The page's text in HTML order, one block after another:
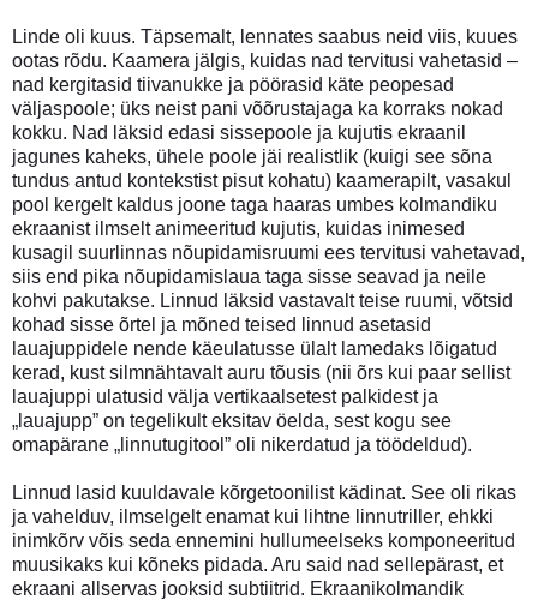
Linde oli kuus. Täpsemalt, lennates saabus neid viis, kuues
ootas rõdu. Kaamera jälgis, kuidas nad tervitusi vahetasid –
nad kergitasid tiivanukke ja pöörasid käte peopesad
väljaspoole; üks neist pani võõrustajaga ka korraks nokad
kokku. Nad läksid edasi sissepoole ja kujutis ekraanil
jagunes kaheks, ühele poole jäi realistlik (kuigi see sõna
tundus antud kontekstist pisut kohatu) kaamerapilt, vasakul
pool kergelt kaldus joone taga haaras umbes kolmandiku
ekraanist ilmselt animeeritud kujutis, kuidas inimesed
kusagil suurlinnas nõupidamisruumi ees tervitusi vahetavad,
siis end pika nõupidamislaua taga sisse seavad ja neile
kohvi pakutakse. Linnud läksid vastavalt teise ruumi, võtsid
kohad sisse õrtel ja mõned teised linnud asetasid
lauajuppidele nende käeulatusse ülalt lamedaks lõigatud
kerad, kust silmnähtavalt auru tõusis (nii õrs kui paar sellist
lauajuppi ulatusid välja vertikaalsetest palkidest ja
„lauajupp” on tegelikult eksitav öelda, sest kogu see
omapärane „linnutugitool” oli nikerdatud ja töödeldud).
Linnud lasid kuuldavale kõrgetoonilist kädinat. See oli rikas
ja vahelduv, ilmselgelt enamat kui lihtne linnutriller, ehkki
inimkõrv võis seda ennemini hullumeelseks komponeeritud
muusikaks kui kõneks pidada. Aru said nad sellepärast, et
ekraani allservas jooksid subtiitrid. Ekraanikolmandik